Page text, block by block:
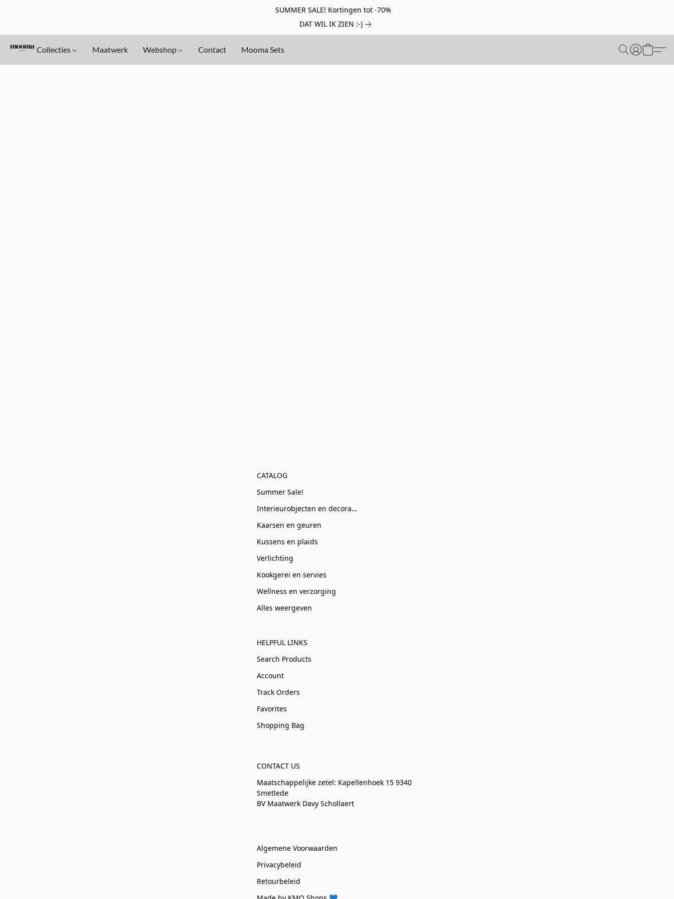
SUMMER SALE! Kortingen tot -70%
DAT WIL IK ZIEN :-)
Collecties Maatwerk Webshop Contact Mooma Sets
CATALOG
Summer Sale!
Interieurobjecten en decoratie
Kaarsen en geuren
Kussens en plaids
Verlichting
Kookgerei en servies
Wellness en verzorging
Alles weergeven
HELPFUL LINKS
Search Products
Account
Track Orders
Favorites
Shopping Bag
CONTACT US
Maatschappelijke zetel: Kapellenhoek 15 9340
Smetlede
BV Maatwerk Davy Schollaert
Algemene Voorwaarden
Privacybeleid
Retourbeleid